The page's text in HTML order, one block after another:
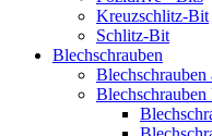
Kreuzschlitz-Bit
Schlitz-Bit
Blechschrauben
Blechschrauben